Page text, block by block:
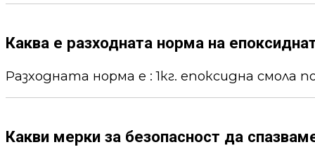
Каква е разходната норма на
Разходната норма е : 1кг. епоксидна смола
Какви мерки за безопасност да